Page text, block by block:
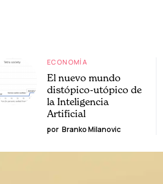
ECONOMÍA
El nuevo mundo
distópico-utópico de
la Inteligencia
Artificial
por Branko Milanovic